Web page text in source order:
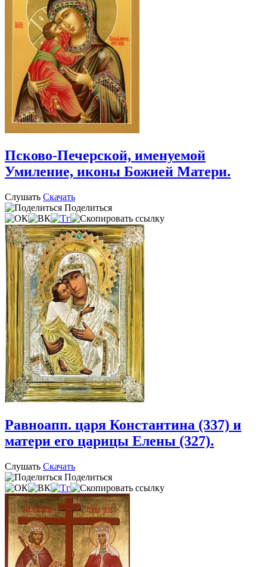
Псково-Печерской, именуемой
Умиление, иконы Божией Матери.
Слушать Скачать
Поделиться
Равноапп. царя Константина (337) и
матери его царицы Елены (327).
Слушать Скачать
Поделиться